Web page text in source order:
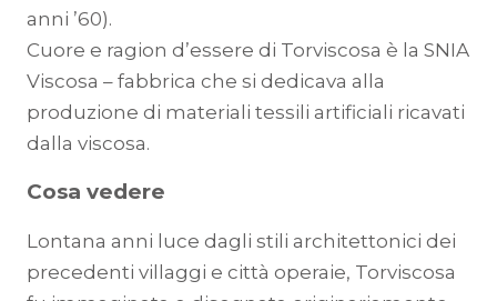
anni ’60).
Cuore e ragion d’essere di Torviscosa è la SNIA
Viscosa – fabbrica che si dedicava alla
produzione di materiali tessili artificiali ricavati
dalla viscosa.
Cosa vedere
Lontana anni luce dagli stili architettonici dei
precedenti villaggi e città operaie, Torviscosa